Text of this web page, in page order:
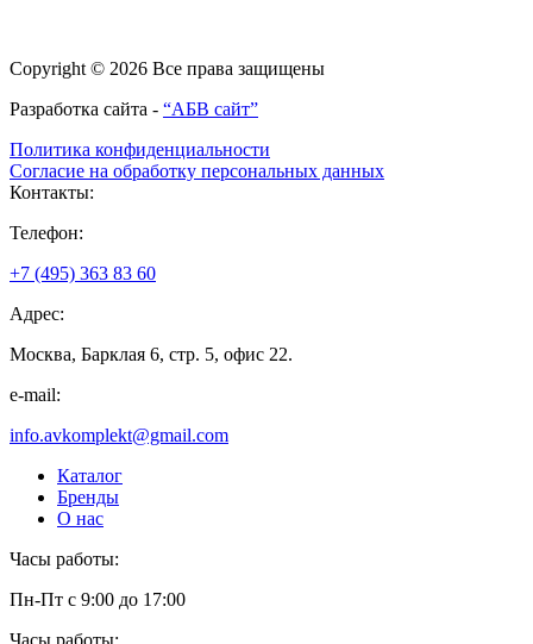
Copyright © 2026 Все права защищены
Разработка сайта - “АБВ сайт”
Политика конфиденциальности
Согласие на обработку персональных данных
Контакты:
Телефон:
+7 (495) 363 83 60
Адрес:
Москва, Барклая 6, стр. 5, офис 22.
e-mail:
info.avkomplekt@gmail.com
Каталог
Бренды
О нас
Часы работы:
Пн-Пт с 9:00 до 17:00